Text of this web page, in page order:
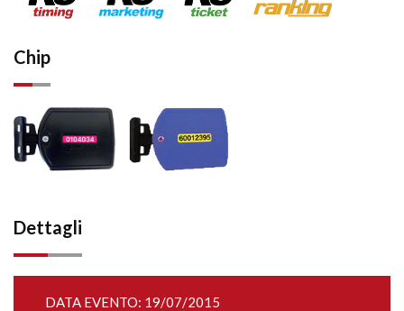
Chip
Dettagli
DATA EVENTO: 19/07/2015